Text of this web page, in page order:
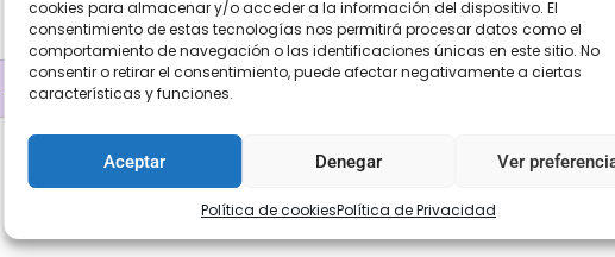
cookies para almacenar y/o acceder a la información del dispositivo. El
consentimiento de estas tecnologías nos permitirá procesar datos como el
comportamiento de navegación o las identificaciones únicas en este sitio. No
consentir o retirar el consentimiento, puede afectar negativamente a ciertas
características y funciones.
Aceptar Denegar Ver
Política de cookiesPolítica de Privacidad
Valoraciones (0)